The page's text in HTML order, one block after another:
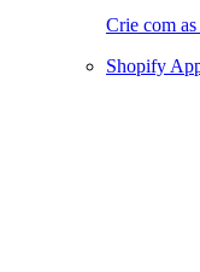
Crie com as
Shopify